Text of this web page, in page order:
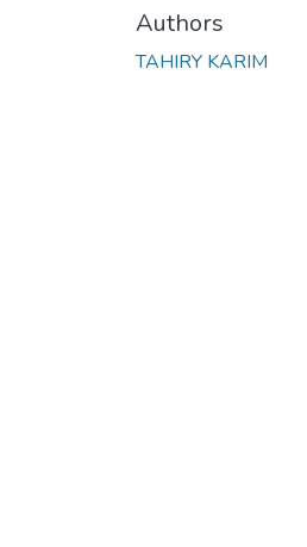
Authors
TAHIRY KARIM